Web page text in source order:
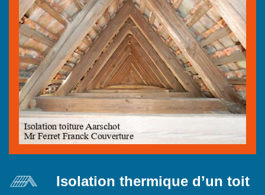
Isolation thermique d’un toit